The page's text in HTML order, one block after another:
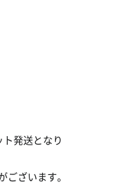
発送となり
ざいます。